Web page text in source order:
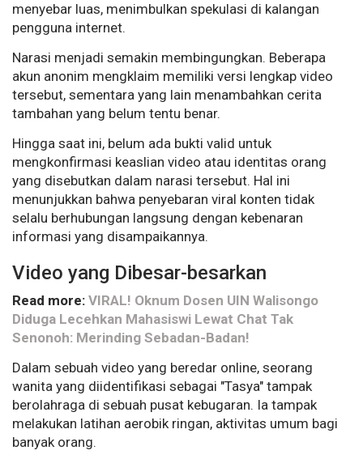
menyebar luas, menimbulkan spekulasi di kalangan
pengguna internet.
Narasi menjadi semakin membingungkan. Beberapa
akun anonim mengklaim memiliki versi lengkap video
tersebut, sementara yang lain menambahkan cerita
tambahan yang belum tentu benar.
Hingga saat ini, belum ada bukti valid untuk
mengkonfirmasi keaslian video atau identitas orang
yang disebutkan dalam narasi tersebut. Hal ini
menunjukkan bahwa penyebaran viral konten tidak
selalu berhubungan langsung dengan kebenaran
informasi yang disampaikannya.
Video yang Dibesar-besarkan
Read more: VIRAL! Oknum Dosen UIN Walisongo
Diduga Lecehkan Mahasiswi Lewat Chat Tak
Senonoh: Merinding Sebadan-Badan!
Dalam sebuah video yang beredar online, seorang
wanita yang diidentifikasi sebagai "Tasya" tampak
berolahraga di sebuah pusat kebugaran. Ia tampak
melakukan latihan aerobik ringan, aktivitas umum bagi
banyak orang.